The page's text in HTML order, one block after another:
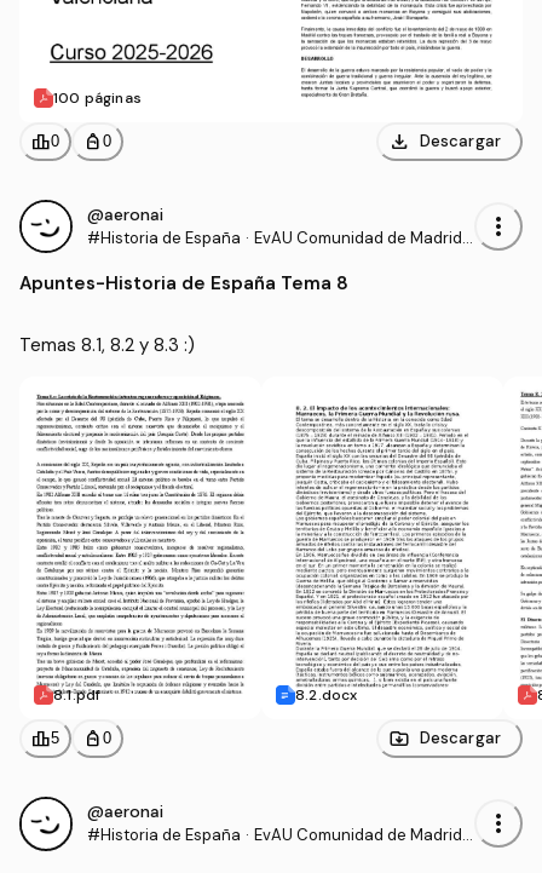
100 páginas
leaderboard0 personal_bag 0 download Descargar
@aeronai
#Historia de España · EvAU Comunidad de Madrid -
sidad
more_vert
Apuntes-Historia de España Tema 8
Temas 8.1, 8.2 y 8.3 :)
8.1.pdf 8.2.docx
leaderboard5 personal_bag 0 Descargar
@aeronai
#Historia de España · EvAU Comunidad de Madrid -
more_vert